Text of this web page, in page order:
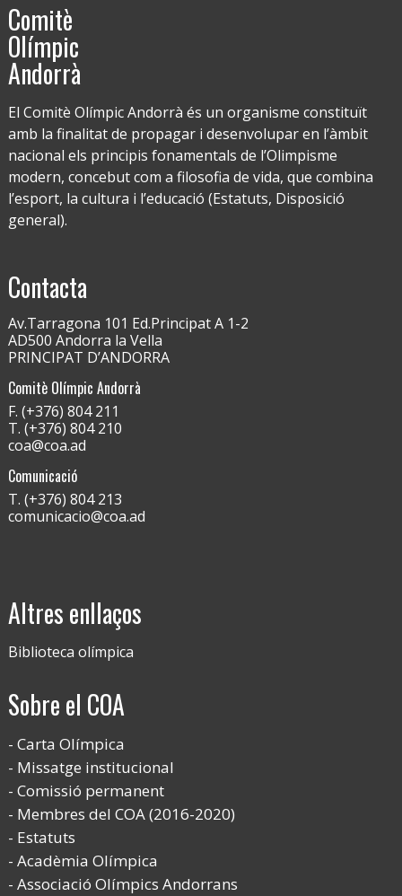
Comitè
Olímpic
Andorrà
El Comitè Olímpic Andorrà és un organisme constituït
amb la finalitat de propagar i desenvolupar en l’àmbit
nacional els principis fonamentals de l’Olimpisme
modern, concebut com a filosofia de vida, que combina
l’esport, la cultura i l’educació (Estatuts, Disposició
general).
Contacta
Av.Tarragona 101 Ed.Principat A 1-2
AD500 Andorra la Vella
PRINCIPAT D’ANDORRA
Comitè Olímpic Andorrà
F. (+376) 804 211
T. (+376) 804 210
coa@coa.ad
Comunicació
T. (+376) 804 213
comunicacio@coa.ad
Altres enllaços
Biblioteca olímpica
Sobre el COA
Carta Olímpica
Missatge institucional
Comissió permanent
Membres del COA (2016-2020)
Estatuts
Acadèmia Olímpica
Associació Olímpics Andorrans